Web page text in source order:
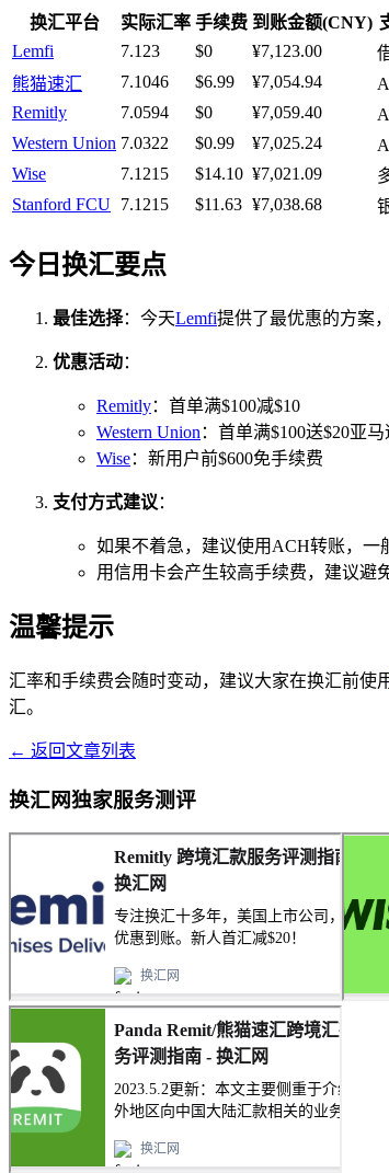
换汇平台 实际汇率 手续费 到账金额(CNY)
Lemfi
7.123 $0 ¥7,123.00
熊猫速汇
7.1046 $6.99 ¥7,054.94
Remitly
7.0594 $0 ¥7,059.40
Western Union 7.0322 $0.99 ¥7,025.24
Wise
7.1215 $14.10 ¥7,021.09
Stanford FCU 7.1215 $11.63 ¥7,038.68
今日换汇要点
最佳选择：今天Lemfi提供了最优惠的方案
优惠活动：
Remitly：首单满$100减$10
Western Union ：首单满$100送$20亚
Wise：新用户前$600免手续费
支付方式建议 ：
如果不着急，建议使用ACH转账，一
用信用卡会产生较高手续费，建议避
温馨提示
汇率和手续费会随时变动，建议大家在换汇前使
汇。
← 返回文章列表
换汇网独家服务测评